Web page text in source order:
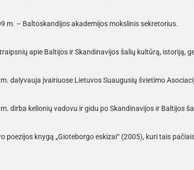
m. – Baltoskandijos akademijos mokslinis sekretorius.
apie Baltijos ir Skandinavijos šalių kultūrą, istoriją,
dalyvauja įvairiuose Lietuvos Suaugusių švietimo
dirba kelionių vadovu ir gidu po Skandinavijos ir Baltijos
poezijos knygą „Gioteborgo eskizai“ (2005), kuri tais